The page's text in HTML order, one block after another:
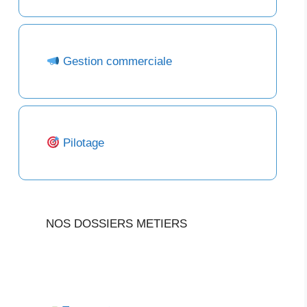
Gestion commerciale
Pilotage
NOS DOSSIERS METIERS